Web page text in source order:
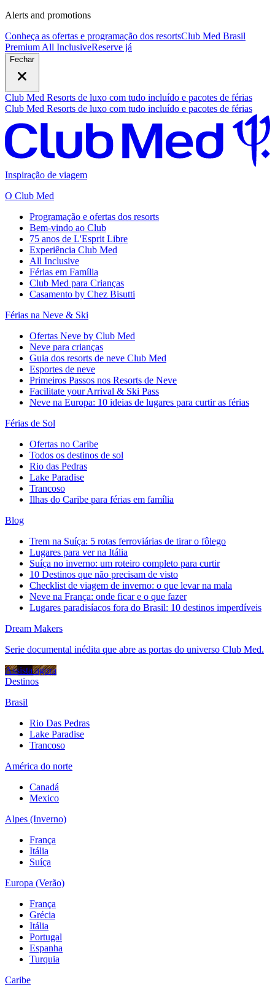
Alerts and promotions
Conheça as ofertas e programação dos resortsClub Med Brasil
Premium All InclusiveReserve já
Fechar
Club Med Resorts de luxo com tudo incluído e pacotes de férias
Club Med Resorts de luxo com tudo incluído e pacotes de férias
Inspiração de viagem
O Club Med
Programação e ofertas dos resorts
Bem-vindo ao Club
75 anos de L'Esprit Libre
Experiência Club Med
All Inclusive
Férias em Família
Club Med para Crianças
Casamento by Chez Bisutti
Férias na Neve & Ski
Ofertas Neve by Club Med
Neve para crianças
Guia dos resorts de neve Club Med
Esportes de neve
Primeiros Passos nos Resorts de Neve
Facilitate your Arrival & Ski Pass
Neve na Europa: 10 ideias de lugares para curtir as férias
Férias de Sol
Ofertas no Caribe
Todos os destinos de sol
Rio das Pedras
Lake Paradise
Trancoso
Ilhas do Caribe para férias em família
Blog
Trem na Suíça: 5 rotas ferroviárias de tirar o fôlego
Lugares para ver na Itália
Suíça no inverno: um roteiro completo para curtir
10 Destinos que não precisam de visto
Checklist de viagem de inverno: o que levar na mala
Neve na França: onde ficar e o que fazer
Lugares paradisíacos fora do Brasil: 10 destinos imperdíveis
Dream Makers
Serie documental inédita que abre as portas do universo Club Med.
Assista agora
Destinos
Brasil
Rio Das Pedras
Lake Paradise
Trancoso
América do norte
Canadá
Mexico
Alpes (Inverno)
França
Itália
Suíça
Europa (Verão)
França
Grécia
Itália
Portugal
Espanha
Turquia
Caribe